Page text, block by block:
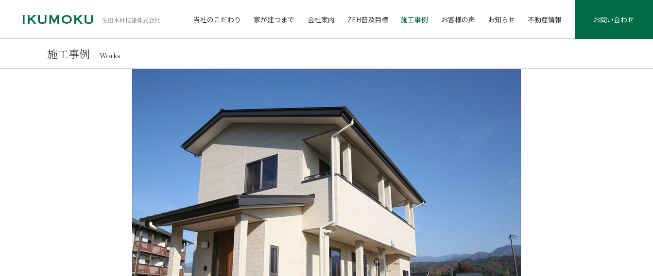
当社のこだわり 家が建つまで 会社案内 ZEH普及目標 施工事例 お客様の声 お知らせ 不動産情報 お問い合わせ
施工事例 Works